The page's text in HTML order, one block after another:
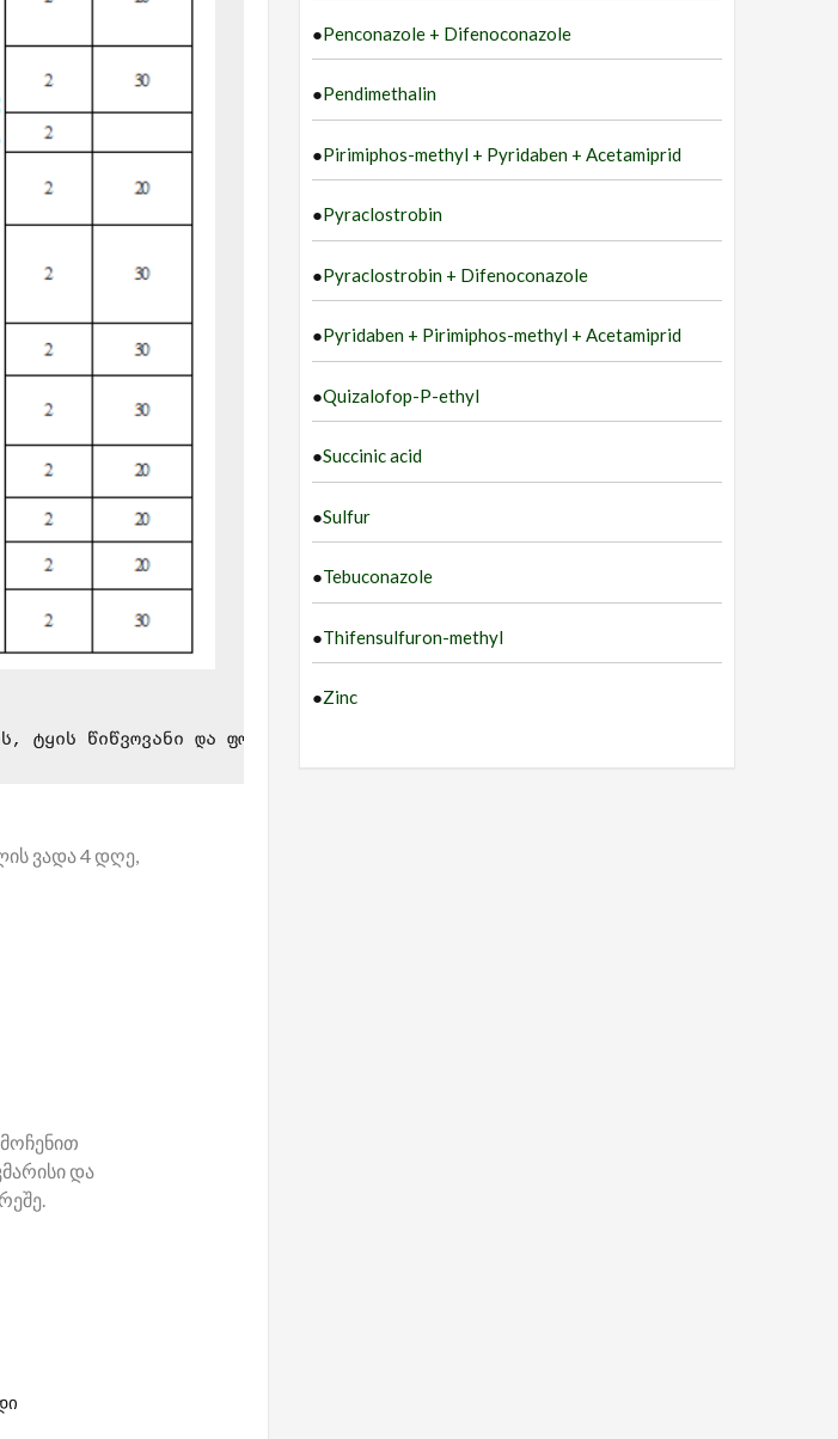
ტყის წიწვოვანი და ფოთლოვანი მასივების,არასასოფლო-სამეურნეო დანიშნულების
ვადა 4 დღე,
და
●Penconazole + Difenoconazole
●Pendimethalin
●Pirimiphos-methyl + Pyridaben + Acetamiprid
●Pyraclostrobin
●Pyraclostrobin + Difenoconazole
●Pyridaben + Pirimiphos-methyl + Acetamiprid
●Quizalofop-P-ethyl
●Succinic acid
●Sulfur
●Tebuconazole
●Thifensulfuron-methyl
●Zinc